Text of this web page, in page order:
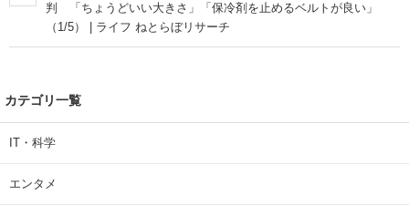
判 「ちょうどいい大きさ」「保冷剤を止めるベルトが良い」
（1/5） | ライフ ねとらぼリサーチ
カテゴリ一覧
IT・科学
エンタメ